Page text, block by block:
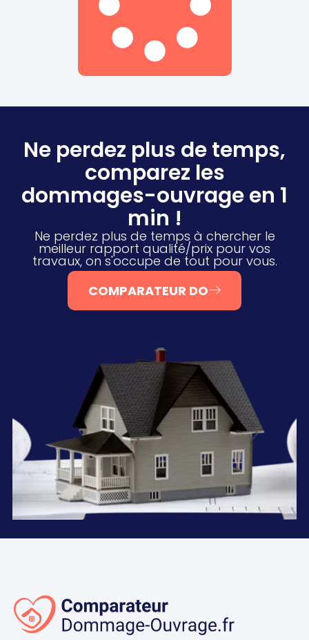
Ne perdez plus de temps,
comparez les
dommages-ouvrage en 1
min !
Ne perdez plus de temps à chercher le
meilleur rapport qualité/prix pour vos
travaux, on s'occupe de tout pour vous.
COMPARATEUR DO